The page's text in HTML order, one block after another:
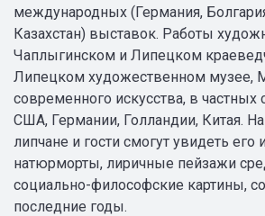
международных (Германия,
Казахстан) выставок. Работы
Чаплыгинском и Липецком
Липецком художественном музее,
современного искусства, в частных
США, Германии, Голландии, Китая.
липчане и гости смогут увидеть
натюрморты, лиричные пейзажи
социально-философские картины,
последние годы.